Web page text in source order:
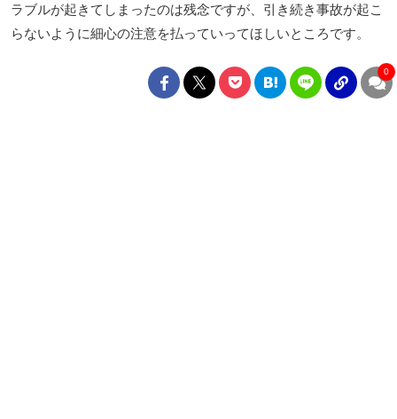
ラブルが起きてしまったのは残念ですが、引き続き事故が起こ
らないように細心の注意を払っていってほしいところです。
0